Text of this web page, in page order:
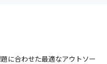
に合わせた最適なアウトソー